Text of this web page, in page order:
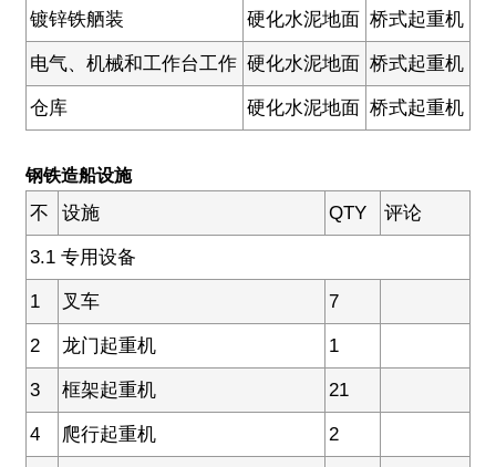
镀锌铁舾装 硬化水泥地面 桥式起重机
电气、机械和工作台工作 硬化水泥地面 桥式起重机
仓库 硬化水泥地面 桥式起重机
钢铁造船设施
不 设施 QTY 评论
3.1 专用设备
1 叉车 7
2 龙门起重机 1
3 框架起重机 21
4 爬行起重机 2